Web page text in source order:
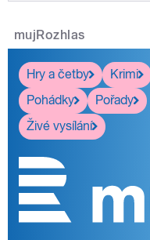
mujRozhlas
Hry a četby
Krimi
Pohádky
Pořady
Živé vysílání